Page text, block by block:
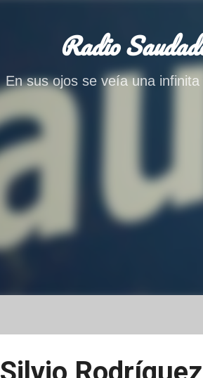
Radio
En sus ojos se veía una